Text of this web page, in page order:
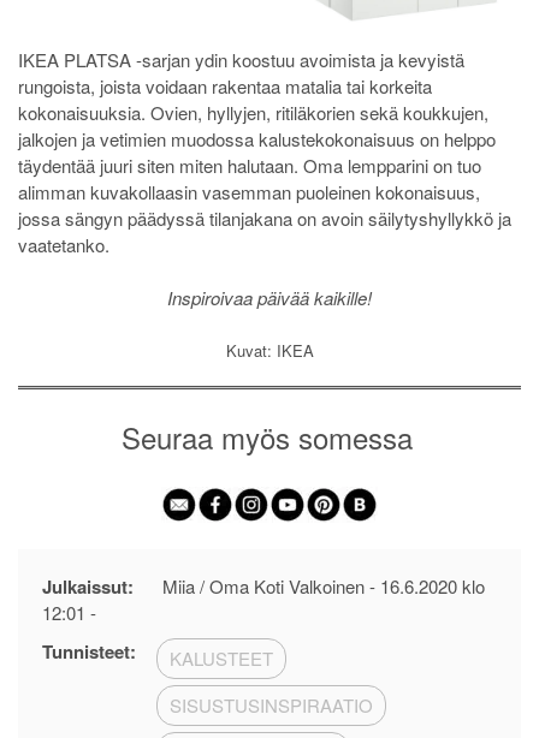
IKEA PLATSA -sarjan ydin koostuu avoimista ja kevyistä
rungoista, joista voidaan rakentaa matalia tai korkeita
kokonaisuuksia. Ovien, hyllyjen, ritiläkorien sekä koukkujen,
jalkojen ja vetimien muodossa kalustekokonaisuus on helppo
täydentää juuri siten miten halutaan. Oma lempparini on tuo
alimman kuvakollaasin vasemman puoleinen kokonaisuus,
jossa sängyn päädyssä tilanjakana on avoin säilytyshyllykkö ja
vaatetanko.
Inspiroivaa päivää kaikille!
Kuvat: IKEA
Seuraa myös somessa
Julkaissut: Miia / Oma Koti Valkoinen - 16.6.2020 klo
12:01 -
Tunnisteet:
KALUSTEET
SISUSTUSINSPIRAATIO